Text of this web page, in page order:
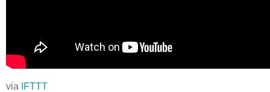
via IFTTT